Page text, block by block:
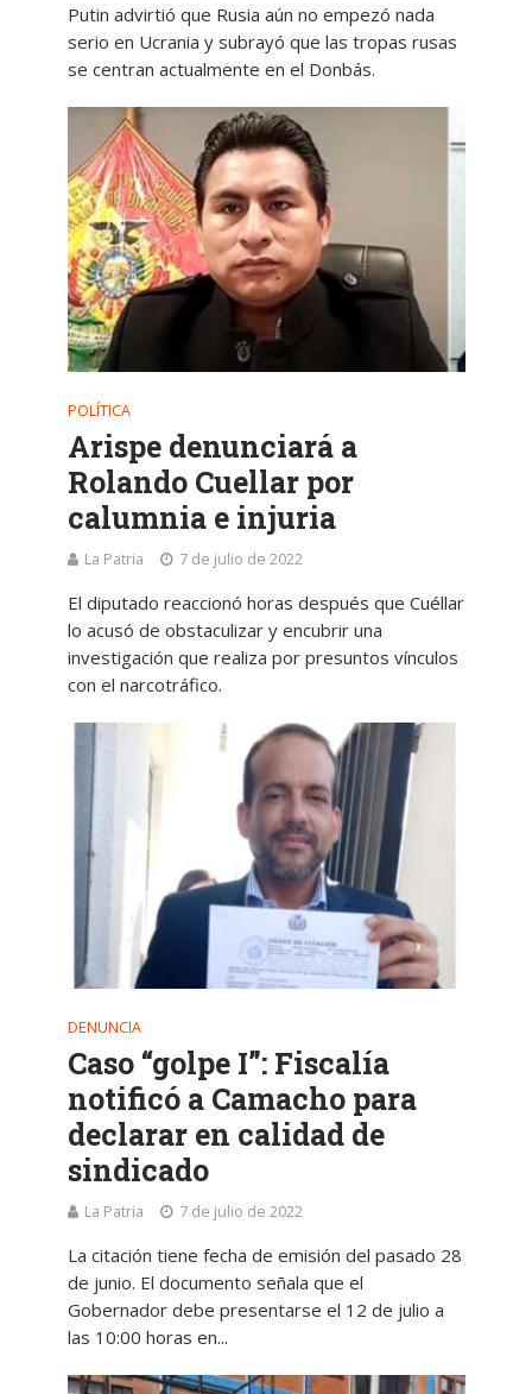
Putin advirtió que Rusia aún no empezó nada
serio en Ucrania y subrayó que las tropas rusas
se centran actualmente en el Donbás.
POLÍTICA
Arispe denunciará a
Rolando Cuellar por
calumnia e injuria
La Patria 7 de julio de 2022
El diputado reaccionó horas después que Cuéllar
lo acusó de obstaculizar y encubrir una
investigación que realiza por presuntos vínculos
con el narcotráfico.
DENUNCIA
Caso “golpe I”: Fiscalía
notificó a Camacho para
declarar en calidad de
sindicado
La Patria 7 de julio de 2022
La citación tiene fecha de emisión del pasado 28
de junio. El documento señala que el
Gobernador debe presentarse el 12 de julio a
las 10:00 horas en...